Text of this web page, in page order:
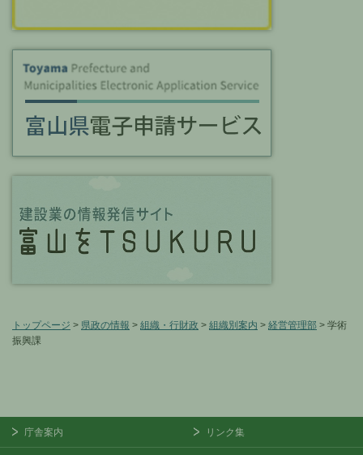
トップページ > 県政の情報 > 組織・行財政 > 組織別案内 > 経営管理部 > 学術
振興課
庁舎案内 リンク集